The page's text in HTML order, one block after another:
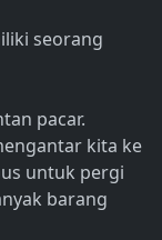
seorang
pacar.
kita ke
untuk pergi
barang